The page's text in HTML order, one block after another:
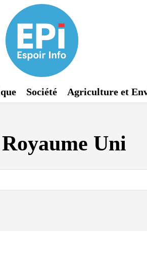
Société Agriculture et
Royaume Uni